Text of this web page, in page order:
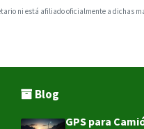
ni está afiliado oficialmente a dichas
Blog
GPS para